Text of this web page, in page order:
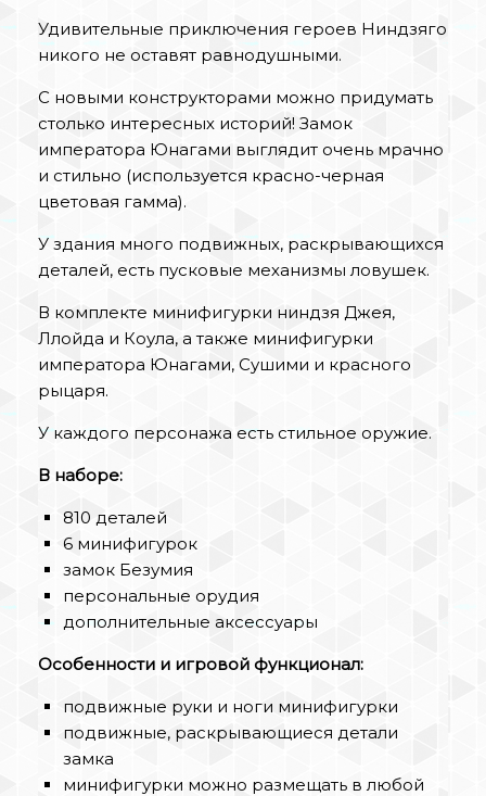
Удивительные приключения героев Ниндзяго
никого не оставят равнодушными.
С новыми конструкторами можно придумать
столько интересных историй! Замок
императора Юнагами выглядит очень мрачно
и стильно (используется красно-черная
цветовая гамма).
У здания много подвижных, раскрывающихся
деталей, есть пусковые механизмы ловушек.
В комплекте минифигурки ниндзя Джея,
Ллойда и Коула, а также минифигурки
императора Юнагами, Сушими и красного
рыцаря.
У каждого персонажа есть стильное оружие.
В наборе:
810 деталей
6 минифигурок
замок Безумия
персональные орудия
дополнительные аксессуары
Особенности и игровой функционал:
подвижные руки и ноги минифигурки
подвижные, раскрывающиеся детали
замка
минифигурки можно размещать в любой